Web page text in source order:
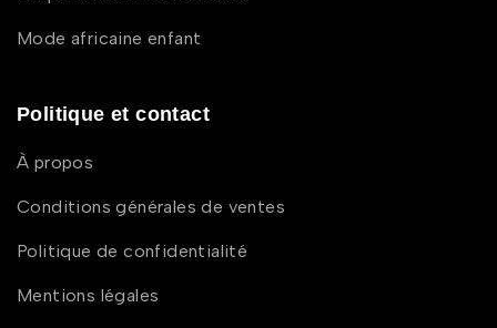
Mode africaine enfant
Politique et contact
À propos
Conditions générales de ventes
Politique de confidentialité
Mentions légales